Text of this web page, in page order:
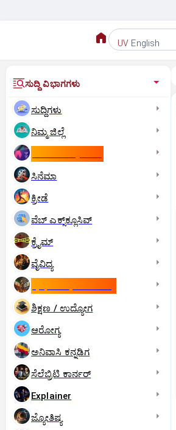
UV English
ಸುದ್ದಿ ವಿಭಾಗಗಳು
ಸುದ್ದಿಗಳು
ನಿಮ್ಮ ಜಿಲ್ಲೆ
ಸಿನೆಮಾ
ಕ್ರೀಡೆ
ವೆಬ್ ಎಕ್ಸ್‌ಕ್ಲೂಸಿವ್
ಕ್ರೈಮ್
ವೈವಿಧ್ಯ
ಶಿಕ್ಷಣ / ಉದ್ಯೋಗ
ಆರೋಗ್ಯ
ಅನಿವಾಸಿ ಕನ್ನಡಿಗ
ಸೆಲೆಬ್ರಿಟಿ ಕಾರ್ನರ್‌
Explainer
ಜ್ಯೋತಿಷ್ಯ